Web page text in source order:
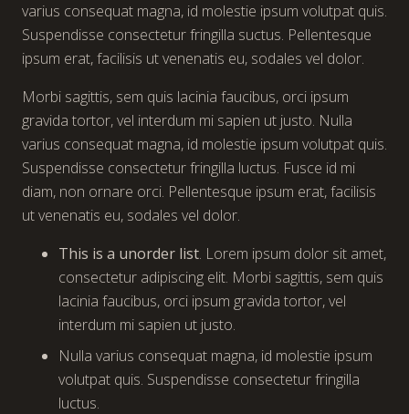
varius consequat magna, id molestie ipsum volutpat quis.
Suspendisse consectetur fringilla suctus. Pellentesque
ipsum erat, facilisis ut venenatis eu, sodales vel dolor.
Morbi sagittis, sem quis lacinia faucibus, orci ipsum
gravida tortor, vel interdum mi sapien ut justo. Nulla
varius consequat magna, id molestie ipsum volutpat quis.
Suspendisse consectetur fringilla luctus. Fusce id mi
diam, non ornare orci. Pellentesque ipsum erat, facilisis
ut venenatis eu, sodales vel dolor.
This is a unorder list. Lorem ipsum dolor sit amet,
consectetur adipiscing elit. Morbi sagittis, sem quis
lacinia faucibus, orci ipsum gravida tortor, vel
interdum mi sapien ut justo.
Nulla varius consequat magna, id molestie ipsum
volutpat quis. Suspendisse consectetur fringilla
luctus.